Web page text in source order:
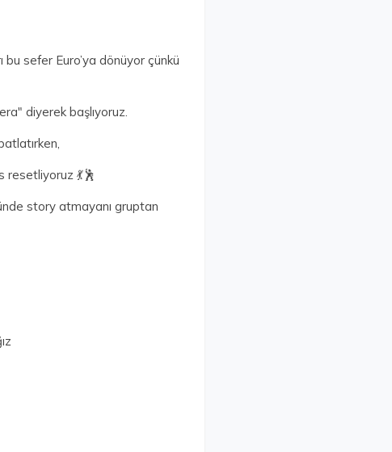
bu sefer Euro’ya dönüyor çünkü
diyerek başlıyoruz.
💃🕺
story atmayanı gruptan